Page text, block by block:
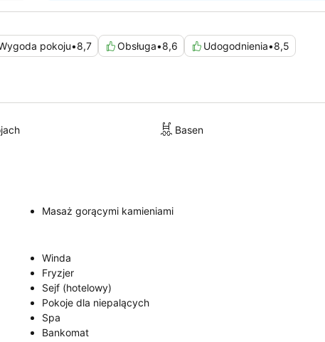
pokoju•8,7 Obsługa•8,6 Udogodnienia•8,5
Basen
Masaż gorącymi kamieniami
Winda
Fryzjer
Sejf (hotelowy)
Pokoje dla niepalących
Spa
Bankomat